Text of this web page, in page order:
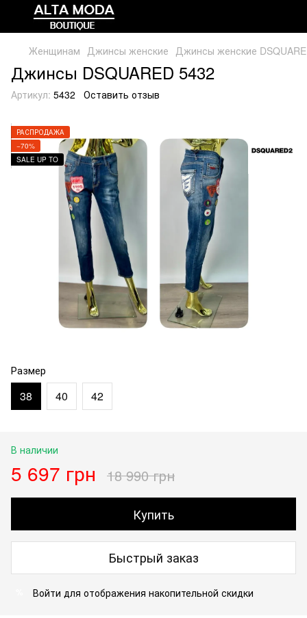
Женщинам Джинсы женские Джинсы женские
Джинсы DSQUARED 5432
Артикул: 5432 Оставить отзыв
РАСПРОДАЖА
−70%
SALE UP TO
Размер
38 40 42
В наличии
5 697 грн 18 990 грн
Купить
Быстрый заказ
Войти для отображения накопительной скидки